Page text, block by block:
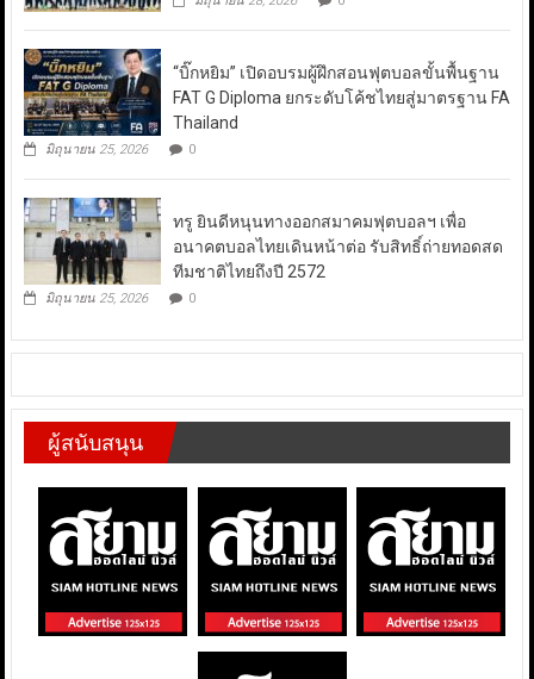
“บิ๊กหยิม” เปิดอบรมผู้ฝึกสอนฟุตบอลขั้นพื้นฐาน
FAT G Diploma ยกระดับโค้ชไทยสู่มาตรฐาน FA
Thailand
มิถุนายน 25, 2026 0
ทรู ยินดีหนุนทางออกสมาคมฟุตบอลฯ เพื่อ
อนาคตบอลไทยเดินหน้าต่อ รับสิทธิ์ถ่ายทอดสด
ทีมชาติไทยถึงปี 2572
มิถุนายน 25, 2026 0
ผู้สนับสนุน